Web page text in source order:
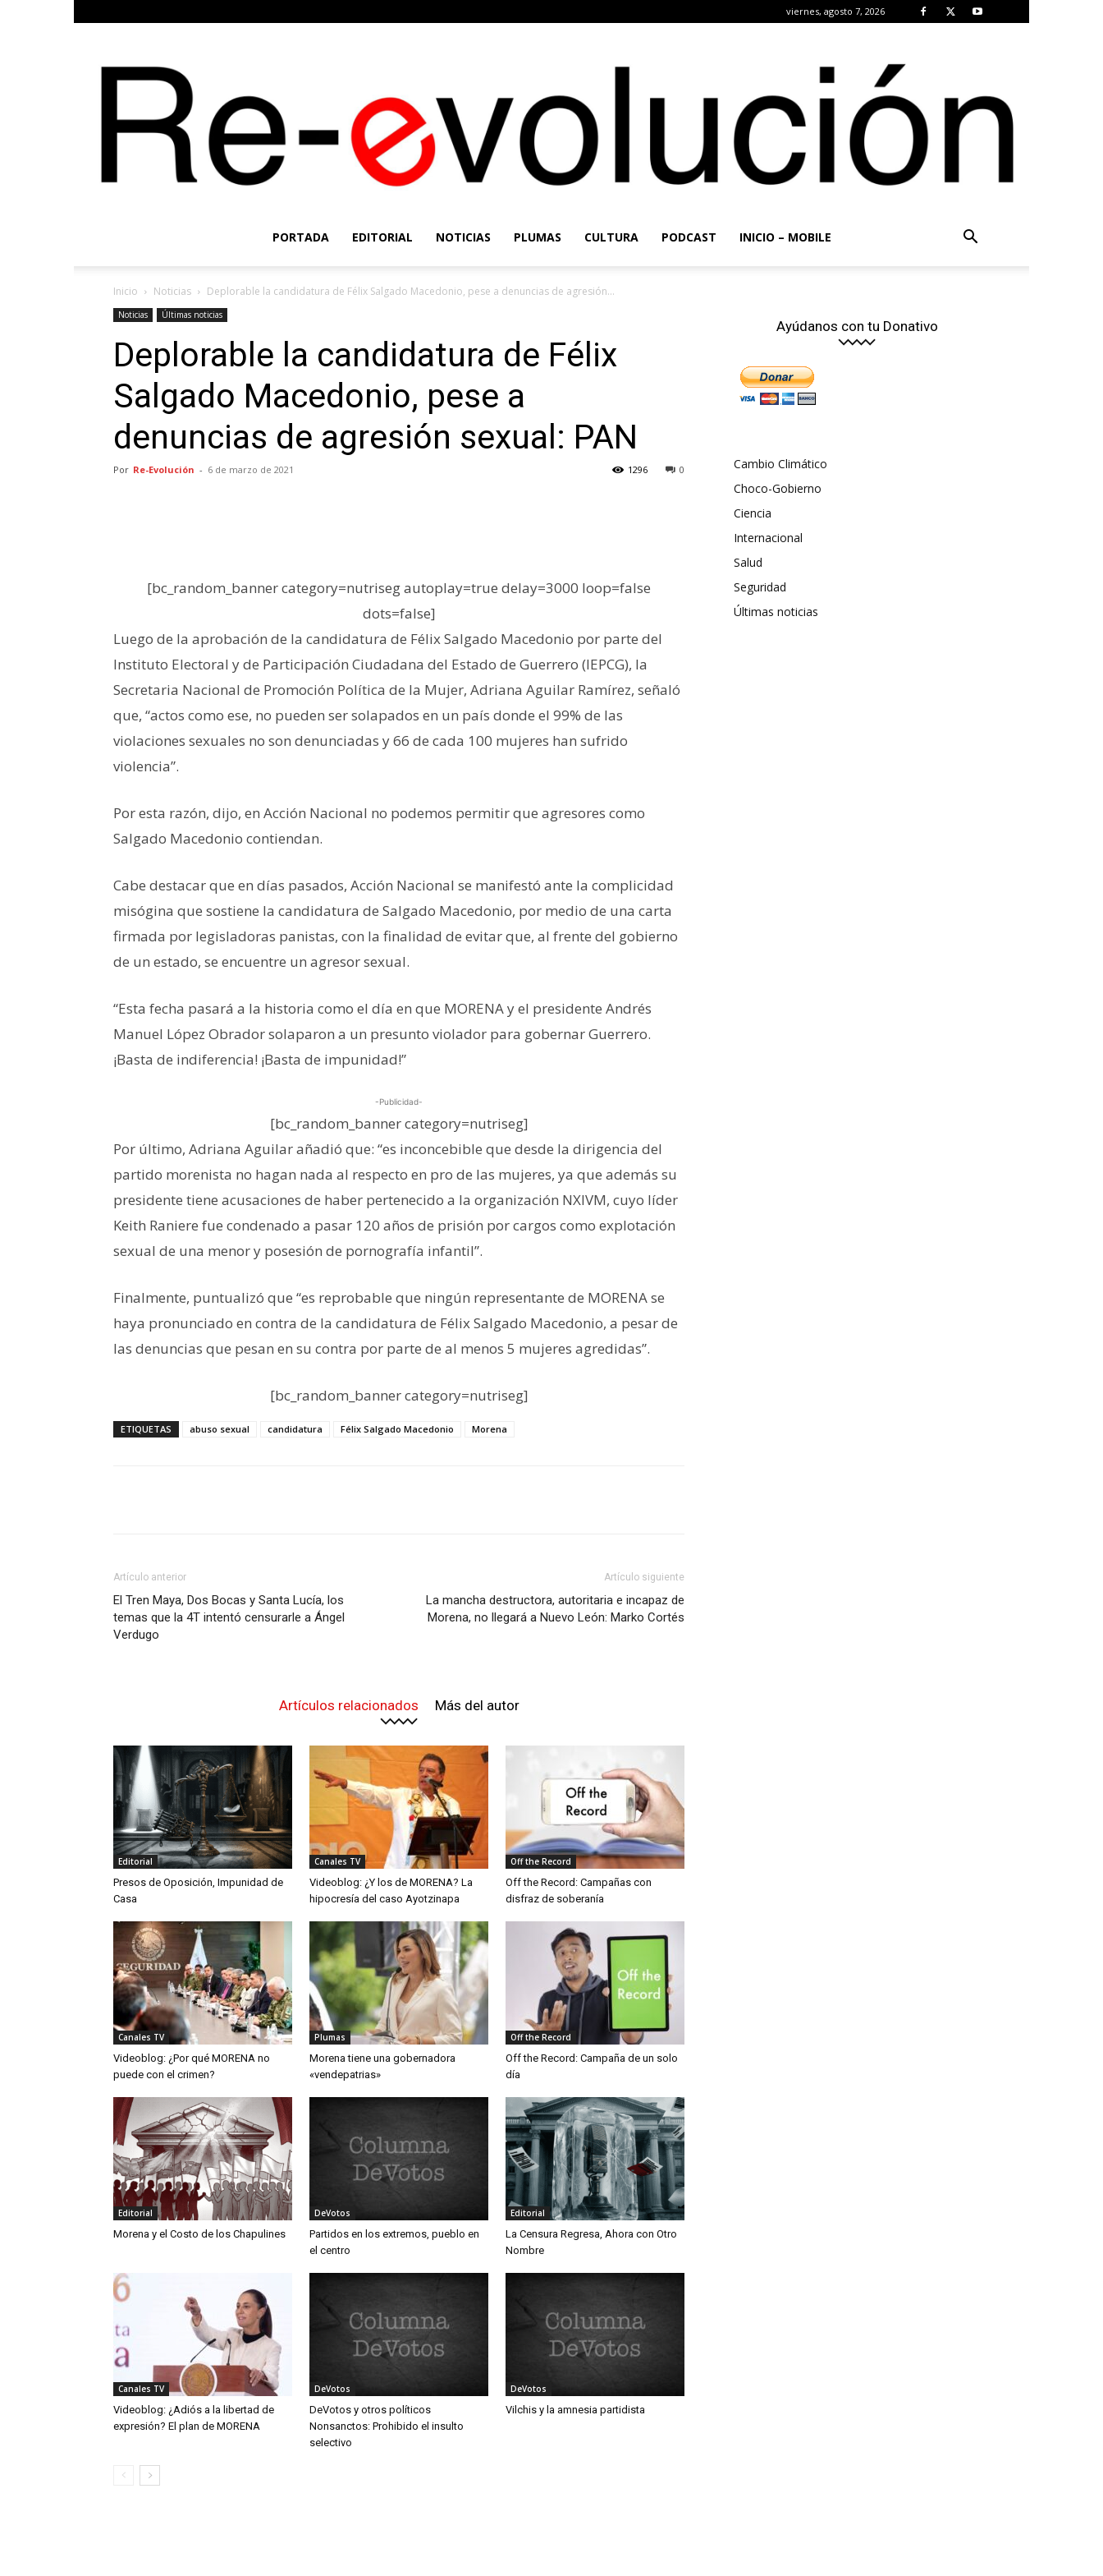
viernes, agosto 7, 2026
Evolución
PORTADA EDITORIAL NOTICIAS PLUMAS CULTURA PODCAST INICIO – MOBILE
Inicio Noticias Deplorable la candidatura de Félix Salgado Macedonio, pese a denuncias de agresión...
Noticias Últimas noticias
Deplorable la candidatura de Félix
Salgado Macedonio, pese a
denuncias de agresión sexual: PAN
Por Re-Evolución - 6 de marzo de 2021 0
1296
[bc_random_banner category=nutriseg autoplay=true delay=3000 loop=false
dots=false]
Luego de la aprobación de la candidatura de Félix Salgado Macedonio por parte del
Instituto Electoral y de Participación Ciudadana del Estado de Guerrero (IEPCG), la
Secretaria Nacional de Promoción Política de la Mujer, Adriana Aguilar Ramírez, señaló
que, “actos como ese, no pueden ser solapados en un país donde el 99% de las
violaciones sexuales no son denunciadas y 66 de cada 100 mujeres han sufrido
violencia”.
Por esta razón, dijo, en Acción Nacional no podemos permitir que agresores como
Salgado Macedonio contiendan.
Cabe destacar que en días pasados, Acción Nacional se manifestó ante la complicidad
misógina que sostiene la candidatura de Salgado Macedonio, por medio de una carta
firmada por legisladoras panistas, con la finalidad de evitar que, al frente del gobierno
de un estado, se encuentre un agresor sexual.
“Esta fecha pasará a la historia como el día en que MORENA y el presidente Andrés
Manuel López Obrador solaparon a un presunto violador para gobernar Guerrero.
¡Basta de indiferencia! ¡Basta de impunidad!”
-Publicidad-
[bc_random_banner category=nutriseg]
Por último, Adriana Aguilar añadió que: “es inconcebible que desde la dirigencia del
partido morenista no hagan nada al respecto en pro de las mujeres, ya que además su
presidente tiene acusaciones de haber pertenecido a la organización NXIVM, cuyo líder
Keith Raniere fue condenado a pasar 120 años de prisión por cargos como explotación
sexual de una menor y posesión de pornografía infantil”.
Finalmente, puntualizó que “es reprobable que ningún representante de MORENA se
haya pronunciado en contra de la candidatura de Félix Salgado Macedonio, a pesar de
las denuncias que pesan en su contra por parte de al menos 5 mujeres agredidas”.
[bc_random_banner category=nutriseg]
ETIQUETAS abuso sexual candidatura Félix Salgado Macedonio Morena
Artículo anterior
El Tren Maya, Dos Bocas y Santa Lucía, los
temas que la 4T intentó censurarle a Ángel
Verdugo
Artículo siguiente
La mancha destructora, autoritaria e incapaz de
Morena, no llegará a Nuevo León: Marko Cortés
Artículos relacionados Más del autor
Editorial
Presos de Oposición, Impunidad de
Casa
Canales TV
Videoblog: ¿Y los de MORENA? La
hipocresía del caso Ayotzinapa
Off the Record
Off the Record: Campañas con
disfraz de soberanía
Canales TV
Videoblog: ¿Por qué MORENA no
puede con el crimen?
Plumas
Morena tiene una gobernadora
«vendepatrias»
Off the Record
Off the Record: Campaña de un solo
día
Editorial
Morena y el Costo de los Chapulines
DeVotos
Partidos en los extremos, pueblo en
el centro
Editorial
La Censura Regresa, Ahora con Otro
Nombre
Canales TV
Videoblog: ¿Adiós a la libertad de
expresión? El plan de MORENA
DeVotos
DeVotos y otros políticos
Nonsanctos: Prohibido el insulto
selectivo
DeVotos
Vilchis y la amnesia partidista
Ayúdanos con tu Donativo
Cambio Climático
Choco-Gobierno
Ciencia
Internacional
Salud
Seguridad
Últimas noticias